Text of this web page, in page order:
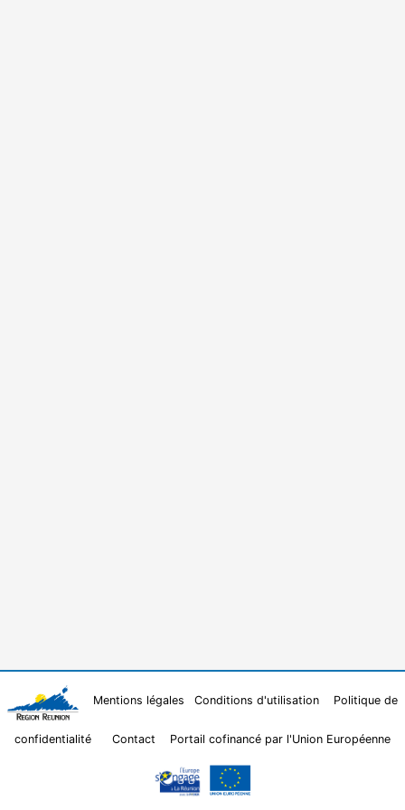
Mentions légales Conditions d'utilisation Politique de
confidentialité Contact Portail cofinancé par l'Union Européenne